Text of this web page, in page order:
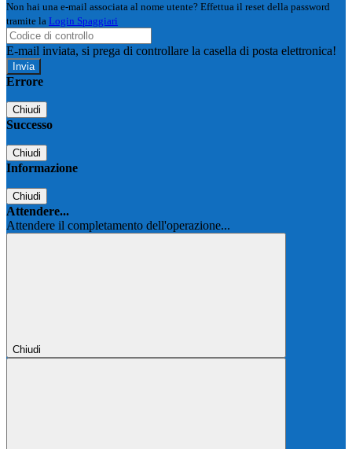
Non hai una e-mail associata al nome utente? Effettua il reset della password
tramite la Login Spaggiari
E-mail inviata, si prega di controllare la casella di posta elettronica!
Errore
Chiudi
Successo
Chiudi
Informazione
Chiudi
Attendere...
Attendere il completamento dell'operazione...
Chiudi